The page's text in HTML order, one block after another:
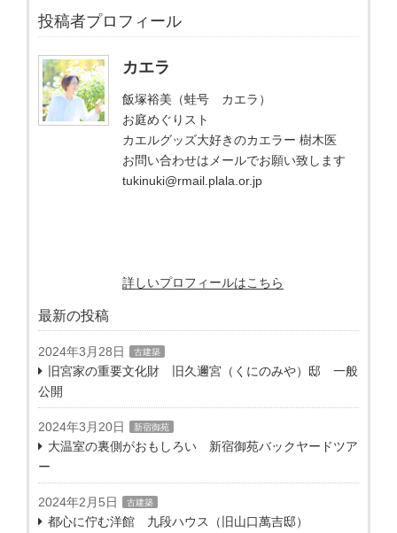
投稿者プロフィール
カエラ
飯塚裕美（蛙号 カエラ）
お庭めぐりスト
カエルグッズ大好きのカエラー 樹木医
お問い合わせはメールでお願い致します
tukinuki@rmail.plala.or.jp
詳しいプロフィールはこちら
最新の投稿
2024年3月28日 古建築
旧宮家の重要文化財 旧久邇宮（くにのみや）邸 一般
公開
2024年3月20日 新宿御苑
大温室の裏側がおもしろい 新宿御苑バックヤードツア
ー
2024年2月5日 古建築
都心に佇む洋館 九段ハウス（旧山口萬吉邸）